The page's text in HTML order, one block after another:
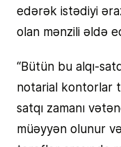
edərək istədiyi
olan mənzili əldə
“Bütün bu alqı-
notarial kontorlar
satqı zamanı
müəyyən olunur